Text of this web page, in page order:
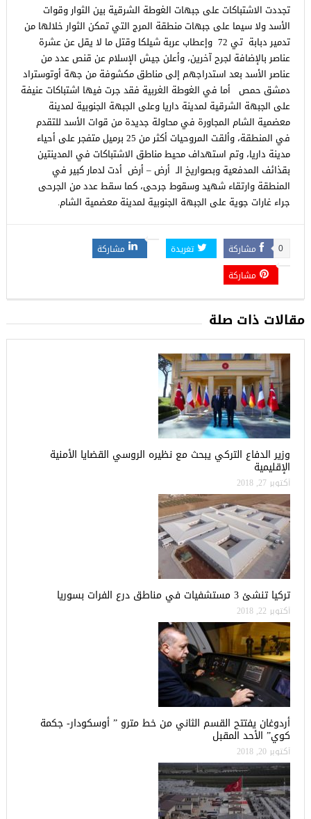
تجددت الاشتباكات على جبهات الغوطة الشرقية بين الثوار وقوات
الأسد ولا سيما على جبهات منطقة المرج التي تمكن الثوار خلالها من
تدمير دبابة تي 72 وإعطاب عربة شيلكا وقتل ما لا يقل عن عشرة
عناصر بالإضافة لجرح آخرين، وأعلن جيش الإسلام عن قنص عدد من
عناصر الأسد بعد استدراجهم إلى مناطق مكشوفة من جهة أوتوستراد
دمشق حمص أما في الغوطة الغربية فقد جرت فيها اشتباكات عنيفة
على الجبهة الشرقية لمدينة داريا وعلى الجبهة الجنوبية لمدينة
معضمية الشام المجاورة في محاولة جديدة من قوات الأسد للتقدم
في المنطقة، وألقت المروحيات أكثر من 25 برميل متفجر على أحياء
مدينة داريا، وتم استهداف محيط مناطق الاشتباكات في المدينتين
بقذائف المدفعية وبصواريخ الـ أرض – أرض أدت لدمار كبير في
المنطقة وارتقاء شهيد وسقوط جرحى، كما سقط عدد من الجرحى
جراء غارات جوية على الجبهة الجنوبية لمدينة معضمية الشام.
مشاركة 0 تغريدة
مشاركة
مشاركة
مقالات ذات صلة
وزير الدفاع التركي يبحث مع نظيره الروسي القضايا الأمنية
الإقليمية
أكتوبر 27, 2018
تركيا تنشئ 3 مستشفيات في مناطق درع الفرات بسوريا
أكتوبر 22, 2018
أردوغان يفتتح القسم الثاني من خط مترو ” أوسكودار- جكمة
كوي” الأحد المقبل
أكتوبر 20, 2018